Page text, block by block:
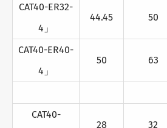
CAT40-ER32-
4」
44.45 50
CAT40-ER40-
4」
50 63
CAT40-
28 32